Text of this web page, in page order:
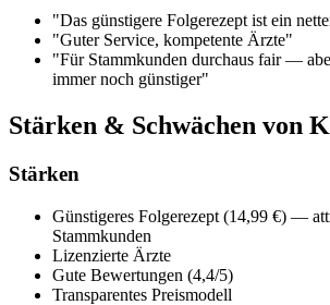
"Das günstigere Folgerezept ist ein
"Guter Service, kompetente Ärzte"
"Für Stammkunden durchaus fair —
immer noch günstiger"
Stärken & Schwächen von
Stärken
Günstigeres Folgerezept (14,99 €) —
Stammkunden
Lizenzierte Ärzte
Gute Bewertungen (4,4/5)
Transparentes Preismodell